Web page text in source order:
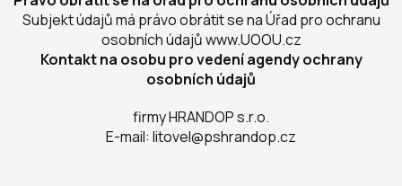
Subjekt údajů má právo obrátit se na Úřad pro ochranu
osobních údajů www.UOOU.cz
Kontakt na osobu pro vedení agendy ochrany
osobních údajů
firmy HRANDOP s.r.o.
E-mail: litovel@pshrandop.cz